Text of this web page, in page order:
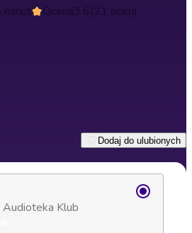
minut Ocena3.6(21 ocen)
Dodaj do ulubionych
Klub